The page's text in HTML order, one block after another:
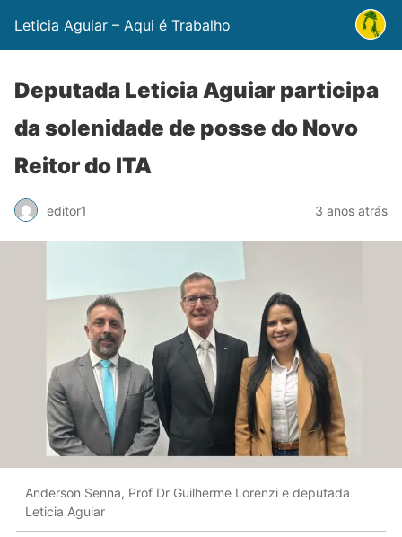
Leticia Aguiar – Aqui é Trabalho
Deputada Leticia Aguiar participa
da solenidade de posse do Novo
Reitor do ITA
editor1 3 anos atrás
Anderson Senna, Prof Dr Guilherme Lorenzi e deputada
Leticia Aguiar